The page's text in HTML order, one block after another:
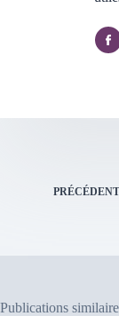
PRÉCÉDENT
Publications